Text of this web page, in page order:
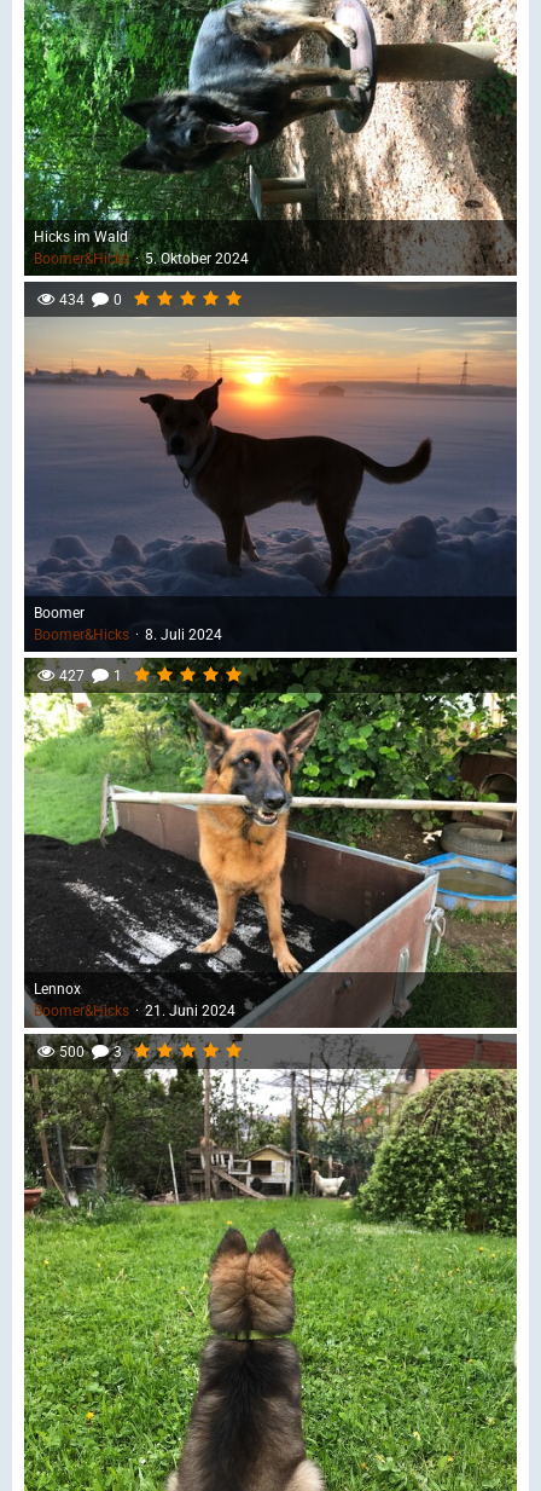
Hicks im Wald
Boomer&Hicks
5. Oktober 2024
434 0
Boomer
Boomer&Hicks
8. Juli 2024
427 1
Lennox
Boomer&Hicks
21. Juni 2024
500 3